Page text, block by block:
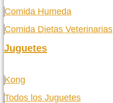
Comida Humeda
Comida Dietas Veterinarias
Juguetes
Kong
Todos los Juguetes